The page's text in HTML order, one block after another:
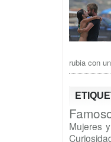
rubia con
Mujeres